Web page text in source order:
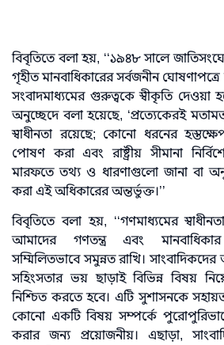
বিবৃতিতে বলা হয়, ‘‘১৯৪৮ সালে
গৃহীত মানবাধিকারের সর্বজনীন
সংবাদমাধ্যমের গুরুত্বকে স্বীকৃতি দেওয়া
অনুচ্ছেদে বলা হয়েছে, ‘প্রত্যেকেরই
স্বাধীনতা রয়েছে; কোনো ধরনের
পোষণ করা এবং রাষ্ট্রীয় সীমানা
মারফতে তথ্য ও ধারণাগুলো জানা বা
করা এই অধিকারের অন্তর্ভুক্ত।’’
বিবৃতিতে বলা হয়, ‘‘গণমাধ্যমের
আমাদের গণতন্ত্র এবং
সম্মিলিতভাবে সমুন্নত রাখি।
সহিংসতার ভয় ছাড়াই বিভিন্ন বিষয়
নিশ্চিত করতে হবে। এটি সুশাসনকে
কোনো একটি বিষয় সম্পর্কে
করার জন্য প্রয়োজনীয়। এছাড়া,